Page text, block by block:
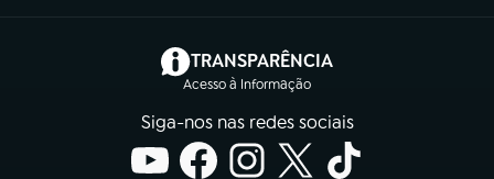
TRANSPARÊNCIA
Acesso à Informação
(abre em nova aba)
Siga-nos nas redes sociais